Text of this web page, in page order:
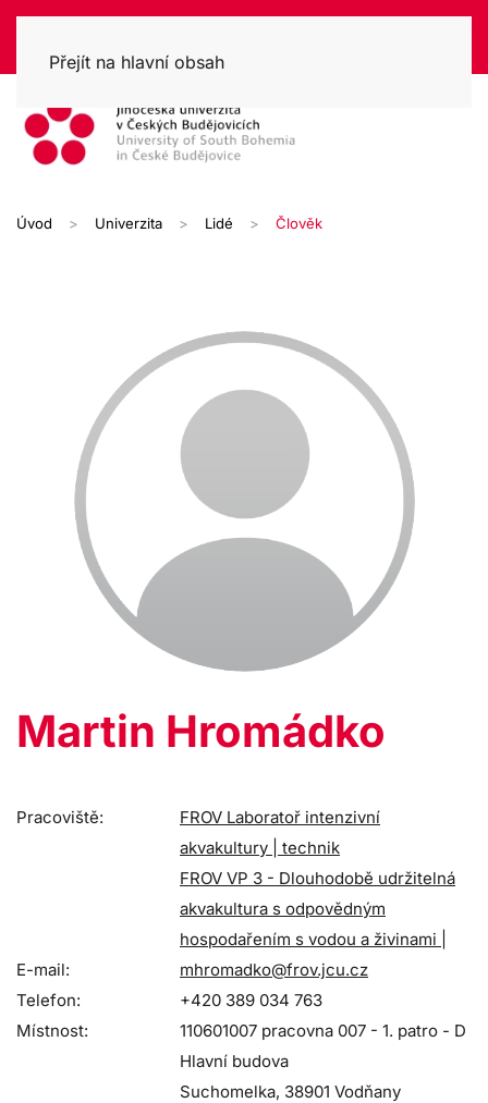
Přejít na hlavní obsah
Úvod Univerzita Lidé Člověk
Martin Hromádko
Pracoviště:
FROV Laboratoř intenzivní
akvakultury | technik
FROV VP 3 - Dlouhodobě udržitelná
akvakultura s odpovědným
hospodařením s vodou a živinami |
E-mail:
mhromadko@frov.jcu.cz
Telefon:
+420 389 034 763
Místnost:
110601007 pracovna 007 - 1. patro - D
Hlavní budova
Suchomelka, 38901 Vodňany